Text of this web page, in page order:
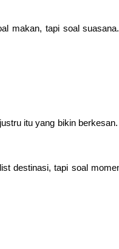
makan, tapi soal
itu yang bikin
destinasi, tapi soal